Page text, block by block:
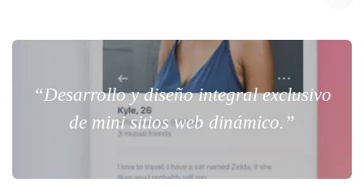
“Desarrollo y diseño integral exclusivo
de mini sitios web dinámico.”